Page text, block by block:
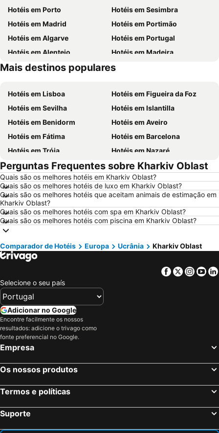
Hotéis em Porto
Hotéis em Sesimbra
Hotéis em Madrid
Hotéis em Portimão
Hotéis em Algarve
Hotéis em Portugal
Hotéis em Alentejo
Hotéis em Madeira
Hotéis em Espanha
Hotéis em Sul de Espanha
Mais destinos populares
Hotéis em Lisboa
Hotéis em Figueira da Foz
Hotéis em Sevilha
Hotéis em Islantilla
Hotéis em Benidorm
Hotéis em Aveiro
Hotéis em Fátima
Hotéis em Barcelona
Hotéis em Tróia
Hotéis em Nazaré
Hotéis em Évora
Hotéis em Peniche
Hotéis em Porto Santo
Hotéis em Isla Canela
Hotéis em Sangenjo
Hotéis em Vila Nova de Milfontes
Hotéis em Vilamoura
Hotéis em Vigo
Hotéis em Roma
Hotéis em Norte de Portugal
Hotéis em Maiorca
Hotéis em Andaluzia
Hotéis em Minorca
Hotéis em Ilha do Sal
Hotéis em Galiza
Hotéis em Douro
Hotéis em Serra da Estrela
Hotéis em Costa do Sol
Hotéis em Tenerife
Hotéis em São Miguel
Perguntas Frequentes sobre Kharkiv Oblast
Quais são os melhores hotéis em Kharkiv Oblast?
Quais são os melhores hotéis de luxo em Kharkiv Oblast?
Quais são os melhores hotéis que aceitam animais de estimação em
Kharkiv Oblast?
Quais são os melhores hotéis com spa em Kharkiv Oblast?
Quais são os melhores hotéis com piscina em Kharkiv Oblast?
Comparador de Hotéis Europa Ucrânia Kharkiv Oblast
Facebook
Twitter
Selecione o seu país
Adicionar no Google
Encontre facilmente os nossos
resultados: adicione o trivago como
fonte preferencial no Google.
Empresa
Os nossos produtos
Termos e políticas
Suporte